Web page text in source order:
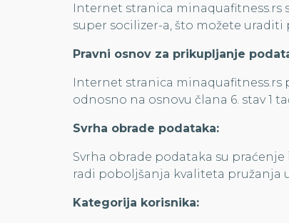
Internet stranica
super socilizer-a, što možete
Pravni osnov za prikupljanje
Internet stranica minaquafitness.rs
odnosno na osnovu člana 6. stav 1
Svrha obrade podataka:
Svrha obrade podataka su
radi poboljšanja kvaliteta pružanja
Kategorija korisnika: